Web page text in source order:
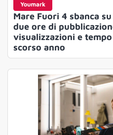
Youmark
Mare Fuori 4 sbanca
due ore di
visualizzazioni e
scorso anno